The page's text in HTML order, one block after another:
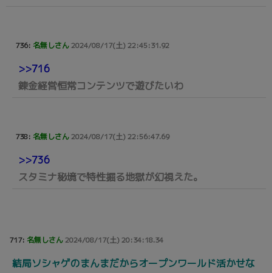
736: 名無しさん2024/08/17(土) 22:45:31.92
>>716
錬金経営恒常コンテンツで遊びたいわ
738: 名無しさん2024/08/17(土) 22:56:47.69
>>736
スタミナ秘境で特性掘る地獄が幻視えた。
717: 名無しさん2024/08/17(土) 20:34:18.34
結局ソシャゲのまんまだからオープンワールド活かせな